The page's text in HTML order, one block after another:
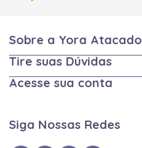
Sobre a Yora Atacado
Tire suas Dúvidas
Acesse sua conta
Siga Nossas Redes